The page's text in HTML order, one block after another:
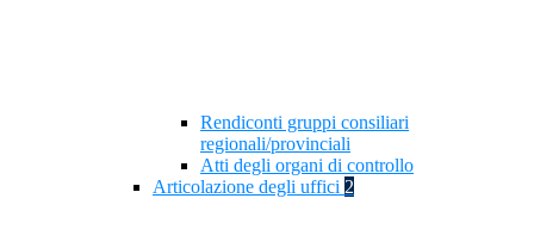
Rendiconti gruppi consiliari
regionali/provinciali
Atti degli organi di controllo
Articolazione degli uffici 2